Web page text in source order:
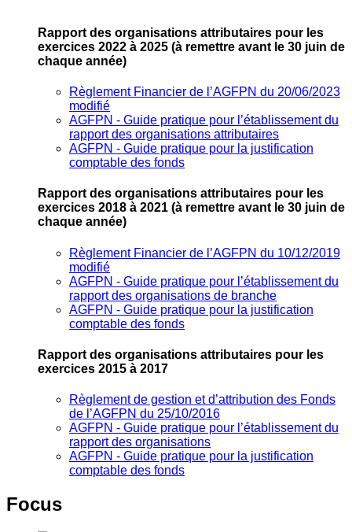
Rapport des organisations attributaires pour les
exercices 2022 à 2025 (à remettre avant le 30 juin de
chaque année)
Règlement Financier de l’AGFPN du 20/06/2023
modifié
AGFPN ‐ Guide pratique pour l’établissement du
rapport des organisations attributaires
AGFPN ‐ Guide pratique pour la justification
comptable des fonds
Rapport des organisations attributaires pour les
exercices 2018 à 2021 (à remettre avant le 30 juin de
chaque année)
Règlement Financier de l’AGFPN du 10/12/2019
modifié
AGFPN ‐ Guide pratique pour l’établissement du
rapport des organisations de branche
AGFPN ‐ Guide pratique pour la justification
comptable des fonds
Rapport des organisations attributaires pour les
exercices 2015 à 2017
Règlement de gestion et d’attribution des Fonds
de l’AGFPN du 25/10/2016
AGFPN ‐ Guide pratique pour l’établissement du
rapport des organisations
AGFPN ‐ Guide pratique pour la justification
comptable des fonds
Focus